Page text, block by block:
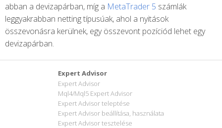
abban a devizapárban, míg a MetaTrader 5 számlák
leggyakrabban netting típusúak, ahol a nyitások
összevonásra kerülnek, egy összevont pozíciód lehet egy
devizapárban.
Expert Advisor
Expert Advisor
Mql4/Mql5 Expert Advisor
Expert Advisor teleptése
Expert Advisor beállítása, használata
Expert Advisor tesztelése